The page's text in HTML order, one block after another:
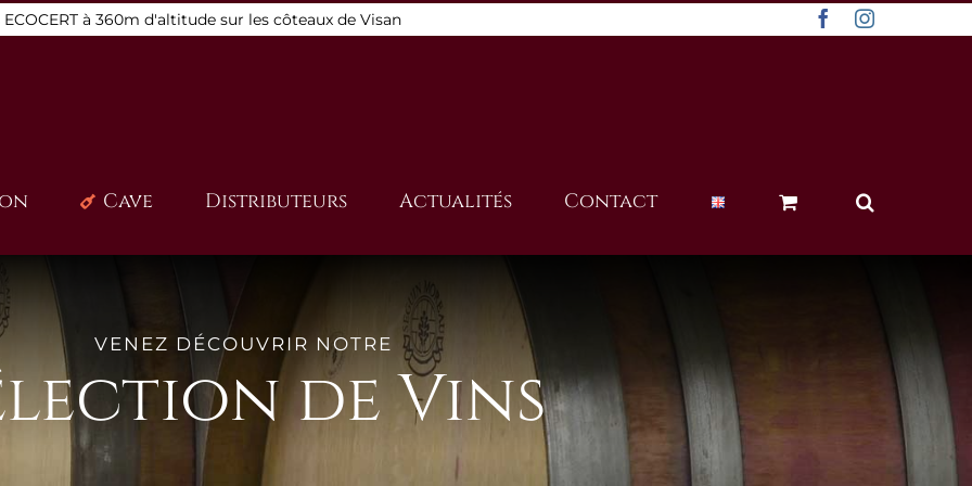
à 360m d'altitude sur les côteaux de Visan FacebookInstagram
Cave Distributeurs Actualités Contact
VENEZ DÉCOUVRIR NOTRE
de Vins